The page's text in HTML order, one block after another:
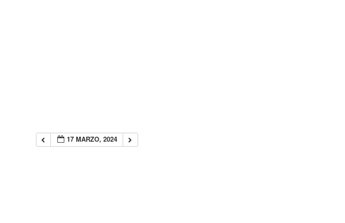
17 MARZO, 2024